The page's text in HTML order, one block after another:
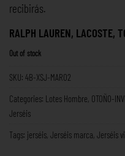
recibirás.
RALPH LAUREN, LACOSTE,
Out of stock
SKU: 4B-XSJ-MAR02
Categories: Lotes Hombre OTOÑO-
Jerséis
Tags: jerséis Jerséis marca Jerséis